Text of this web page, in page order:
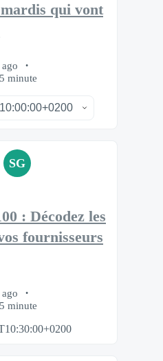
qui vont
minute
SG
: Décodez les
fournisseurs
minute